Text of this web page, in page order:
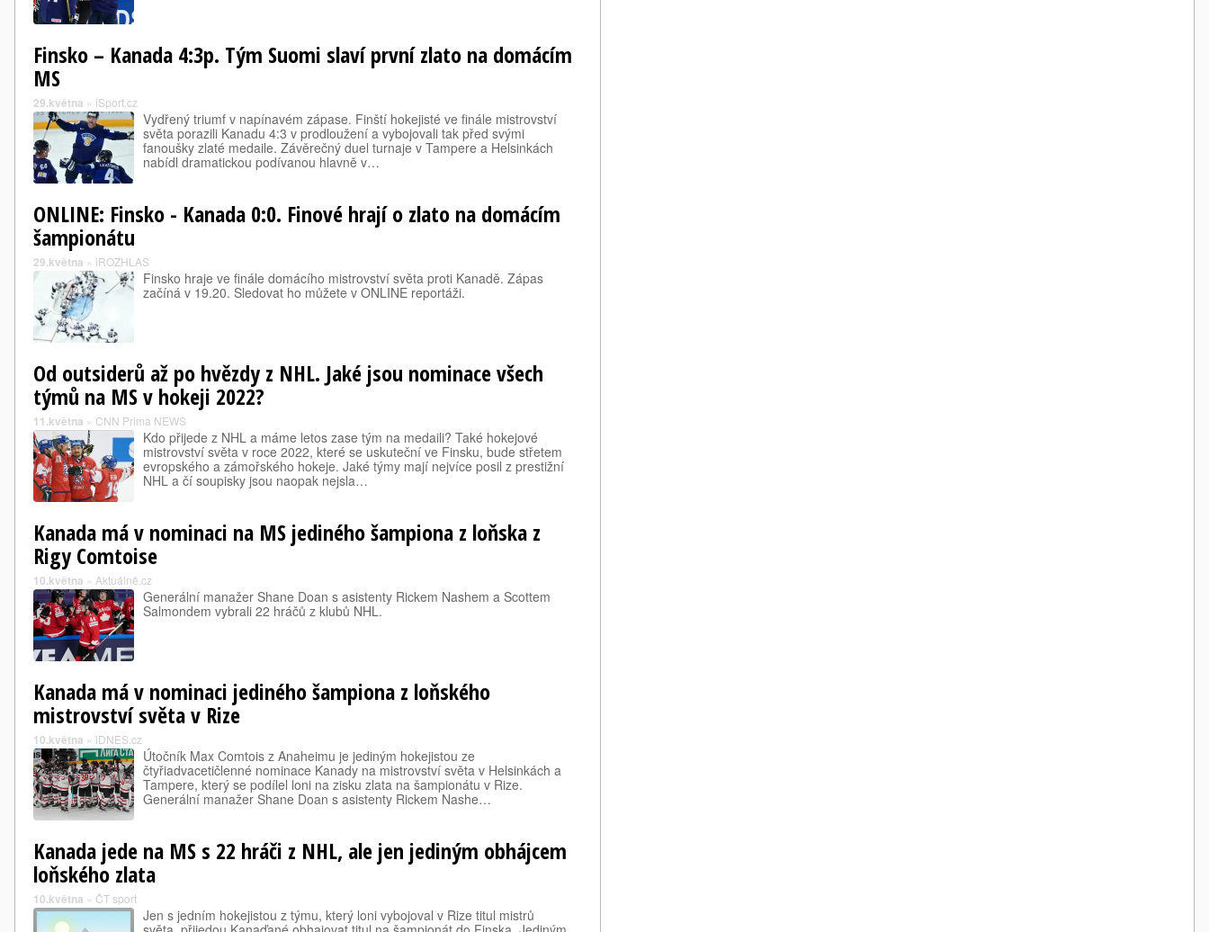
Finsko – Kanada 4:3p. Tým Suomi slaví první zlato na domácím
MS
29.května » iSport.cz
Vydřený triumf v napínavém zápase. Finští hokejisté ve finále mistrovství
světa porazili Kanadu 4:3 v prodloužení a vybojovali tak před svými
fanoušky zlaté medaile. Závěrečný duel turnaje v Tampere a Helsinkách
nabídl dramatickou podívanou hlavně v…
ONLINE: Finsko - Kanada 0:0. Finové hrají o zlato na domácím
šampionátu
29.května » iROZHLAS
Finsko hraje ve finále domácího mistrovství světa proti Kanadě. Zápas
začíná v 19.20. Sledovat ho můžete v ONLINE reportáži.
Od outsiderů až po hvězdy z NHL. Jaké jsou nominace všech
týmů na MS v hokeji 2022?
11.května » CNN Prima NEWS
Kdo přijede z NHL a máme letos zase tým na medaili? Také hokejové
mistrovství světa v roce 2022, které se uskuteční ve Finsku, bude střetem
evropského a zámořského hokeje. Jaké týmy mají nejvíce posil z prestižní
NHL a čí soupisky jsou naopak nejsla…
Kanada má v nominaci na MS jediného šampiona z loňska z
Rigy Comtoise
10.května » Aktuálně.cz
Generální manažer Shane Doan s asistenty Rickem Nashem a Scottem
Salmondem vybrali 22 hráčů z klubů NHL.
Kanada má v nominaci jediného šampiona z loňského
mistrovství světa v Rize
10.května » iDNES.cz
Útočník Max Comtois z Anaheimu je jediným hokejistou ze
čtyřiadvacetičlenné nominace Kanady na mistrovství světa v Helsinkách a
Tampere, který se podílel loni na zisku zlata na šampionátu v Rize.
Generální manažer Shane Doan s asistenty Rickem Nashe…
Kanada jede na MS s 22 hráči z NHL, ale jen jediným obhájcem
loňského zlata
10.května » ČT sport
Jen s jedním hokejistou z týmu, který loni vybojoval v Rize titul mistrů